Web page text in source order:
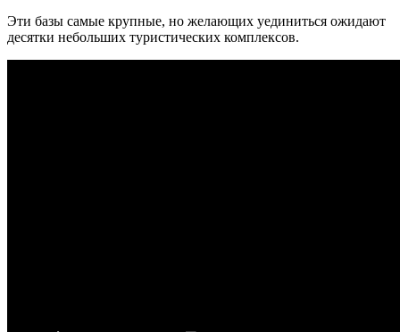
Эти базы самые крупные, но желающих уединиться ожидают
десятки небольших туристических комплексов.